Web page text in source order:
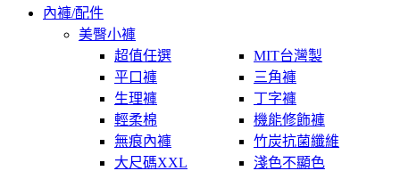
內褲/配件
美臀小褲
超值任選
MIT台灣製
平口褲
三角褲
生理褲
丁字褲
輕柔棉
機能修飾褲
無痕內褲
竹炭抗菌纖維
大尺碼XXL
淺色不顯色